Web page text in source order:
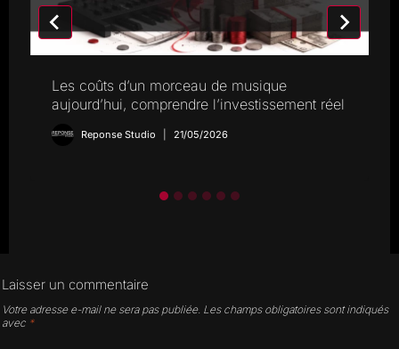
Les coûts d’un morceau de musique
aujourd’hui, comprendre l’investissement réel
Reponse Studio 21/05/2026
Laisser un commentaire
Votre adresse e-mail ne sera pas publiée. Les champs obligatoires sont indiqués
avec *